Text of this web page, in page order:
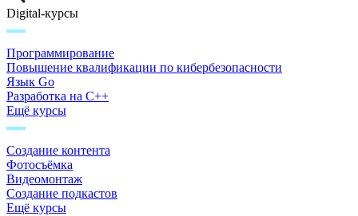
Digital-курсы
Программирование
Повышение квалификации по кибербезопасности
Язык Go
Разработка на C++
Ещё курсы
Создание контента
Фотосъёмка
Видеомонтаж
Создание подкастов
Ещё курсы